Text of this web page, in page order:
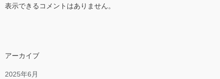
表示できるコメントはありません。
アーカイブ
2025年6月